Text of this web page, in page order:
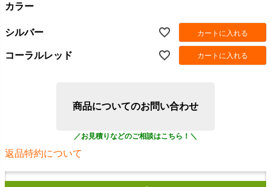
カラー
シルバー カートに入れる
コーラルレッド カートに入れる
商品についてのお問い合わせ
返品特約について